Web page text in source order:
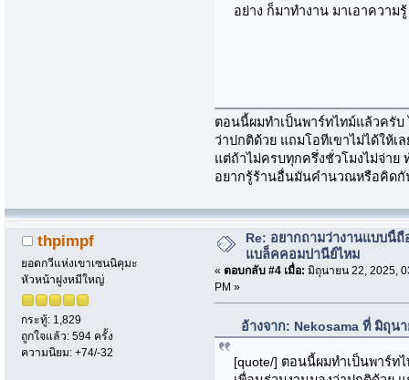
อย่าง ก็มาทำงาน มาเอาความ
ตอนนี้ผมทำเป็นพาร์ทไทม์แล้วครับ
ว่าปกติด้วย แถมโอทีเขาไม่ได้ให้เ
แต่ถ้าไม่ครบทุกครึ่งชั่วโมงไม่จ่าย
อยากรู้ร้านอื่นมันคำนวณหรือคิดกั
thpimpf
ยอดกวีแห่งเขาเซนนิคุมะ
หัวหน้าฝูงหมีใหญ่
กระทู้: 1,829
ถูกใจแล้ว: 594 ครั้ง
ความนิยม: +74/-32
Re: อยากถามว่างานแบบนี้ถื
แบล็คคอมปานีย์ไหม
« ตอบกลับ #4 เมื่อ: มิถุนายน 22, 2025,
PM »
อ้างจาก: Nekosama ที่ มิถุน
[quote/] ตอนนี้ผมทำเป็นพาร์ท